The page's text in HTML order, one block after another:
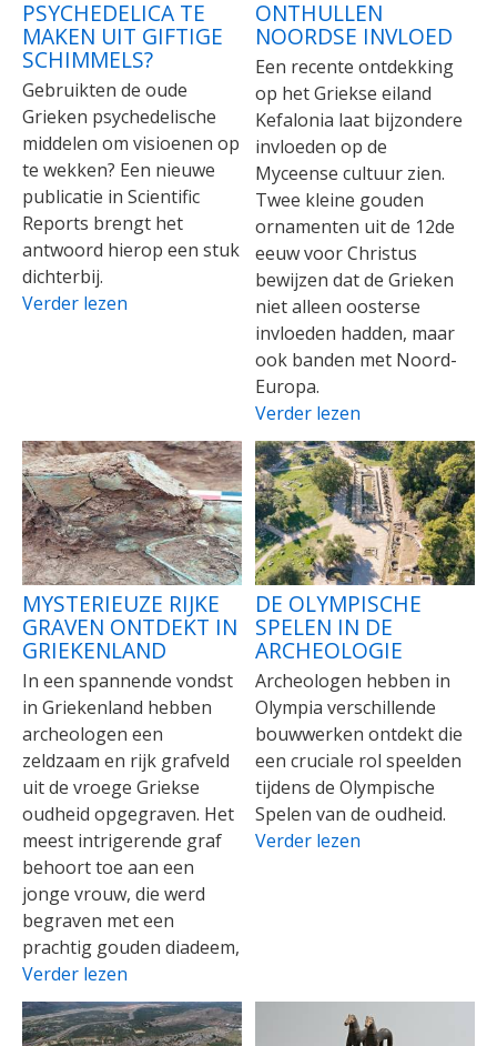
PSYCHEDELICA TE
MAKEN UIT GIFTIGE
SCHIMMELS?
Gebruikten de oude
Grieken psychedelische
middelen om visioenen op
te wekken? Een nieuwe
publicatie in Scientific
Reports brengt het
antwoord hierop een stuk
dichterbij.
Verder lezen
ONTHULLEN
NOORDSE INVLOED
Een recente ontdekking
op het Griekse eiland
Kefalonia laat bijzondere
invloeden op de
Myceense cultuur zien.
Twee kleine gouden
ornamenten uit de 12de
eeuw voor Christus
bewijzen dat de Grieken
niet alleen oosterse
invloeden hadden, maar
ook banden met Noord-
Europa.
Verder lezen
MYSTERIEUZE RIJKE
GRAVEN ONTDEKT IN
GRIEKENLAND
In een spannende vondst
in Griekenland hebben
archeologen een
zeldzaam en rijk grafveld
uit de vroege Griekse
oudheid opgegraven. Het
meest intrigerende graf
behoort toe aan een
jonge vrouw, die werd
begraven met een
prachtig gouden diadeem,
Verder lezen
DE OLYMPISCHE
SPELEN IN DE
ARCHEOLOGIE
Archeologen hebben in
Olympia verschillende
bouwwerken ontdekt die
een cruciale rol speelden
tijdens de Olympische
Spelen van de oudheid.
Verder lezen